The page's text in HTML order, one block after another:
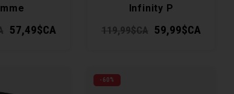
57,49$CA
Infinity P
119,99$CA 59,99$CA
-60%